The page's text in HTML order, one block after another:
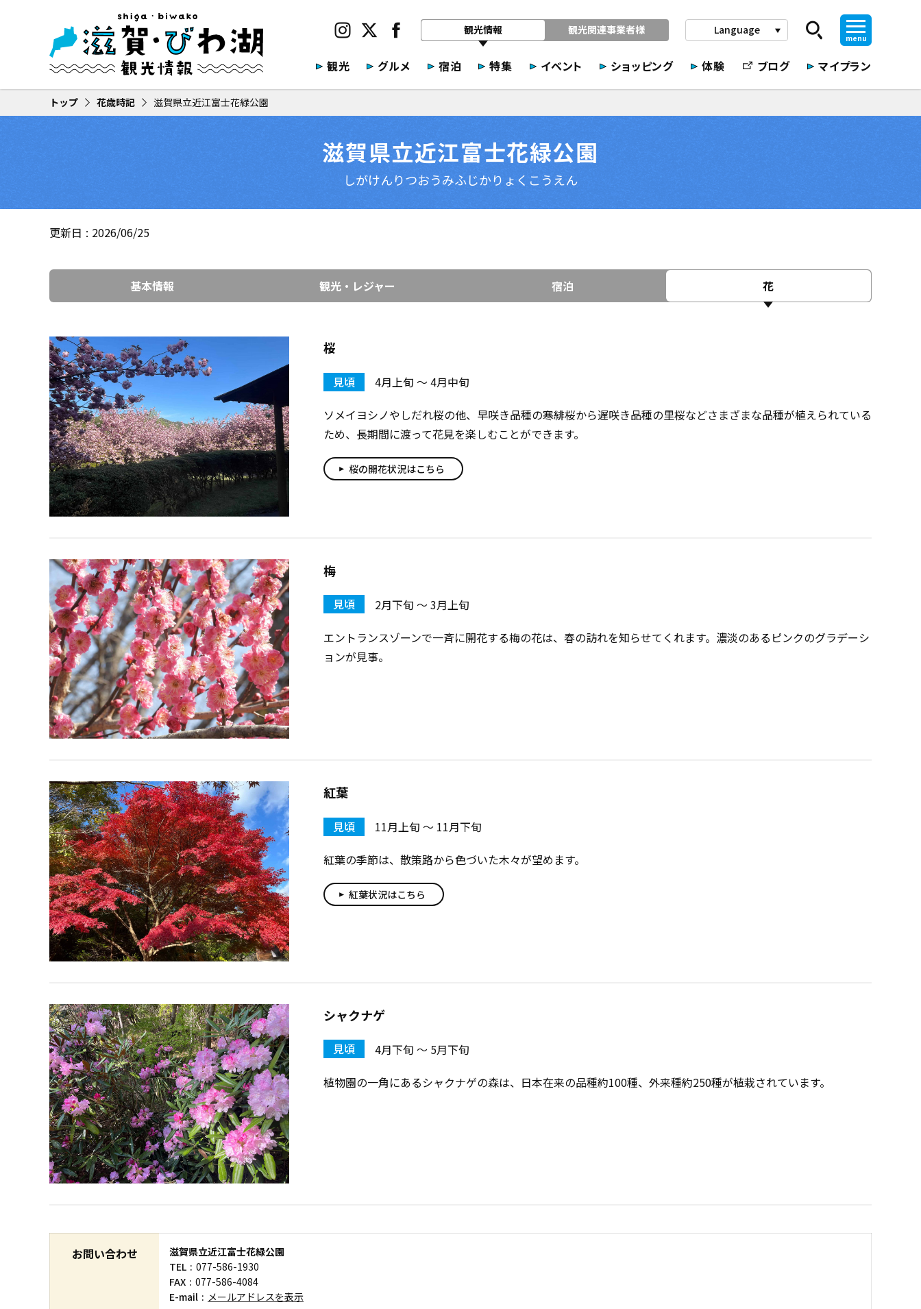
観光情報 観光関連事業者様 Language play_arrow
menu
観光 グルメ 宿泊 特集 イベント ショッピング 体験 ブログ マイプラン
トップ 花歳時記 滋賀県立近江富士花緑公園
滋賀県立近江富士花緑公園
しがけんりつおうみふじかりょくこうえん
更新日 2026/06/25
基本情報 観光・レジャー 宿泊 花
桜
見頃
4月上旬 〜 4月中旬
ソメイヨシノやしだれ桜の他、早咲き品種の寒緋桜から遅咲き品種の里桜などさまざまな品種が植えられている
ため、長期間に渡って花見を楽しむことができます。
play_arrow 桜の開花状況はこちら
梅
見頃
2月下旬 〜 3月上旬
エントランスゾーンで一斉に開花する梅の花は、春の訪れを知らせてくれます。濃淡のあるピンクのグラデーシ
ョンが見事。
紅葉
見頃
11月上旬 〜 11月下旬
紅葉の季節は、散策路から色づいた木々が望めます。
play_arrow 紅葉状況はこちら
シャクナゲ
見頃
4月下旬 〜 5月下旬
植物園の一角にあるシャクナゲの森は、日本在来の品種約100種、外来種約250種が植栽されています。
お問い合わせ
滋賀県立近江富士花緑公園
TEL
077-586-1930
FAX
077-586-4084
E-mail
メールアドレスを表示